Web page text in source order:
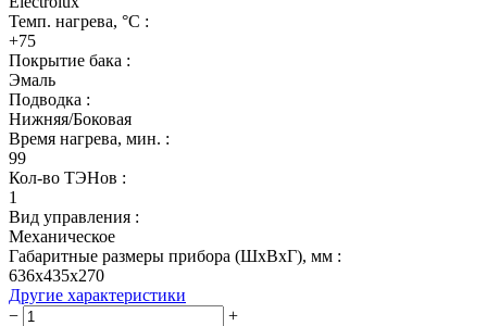
Темп. нагрева, °С :
+75
Покрытие бака :
Эмаль
Подводка :
Нижняя/Боковая
Время нагрева, мин. :
99
Кол-во ТЭНов :
1
Вид управления :
Механическое
Габаритные размеры прибора (ШхВхГ), мм :
636x435x270
Другие характеристики
−
+